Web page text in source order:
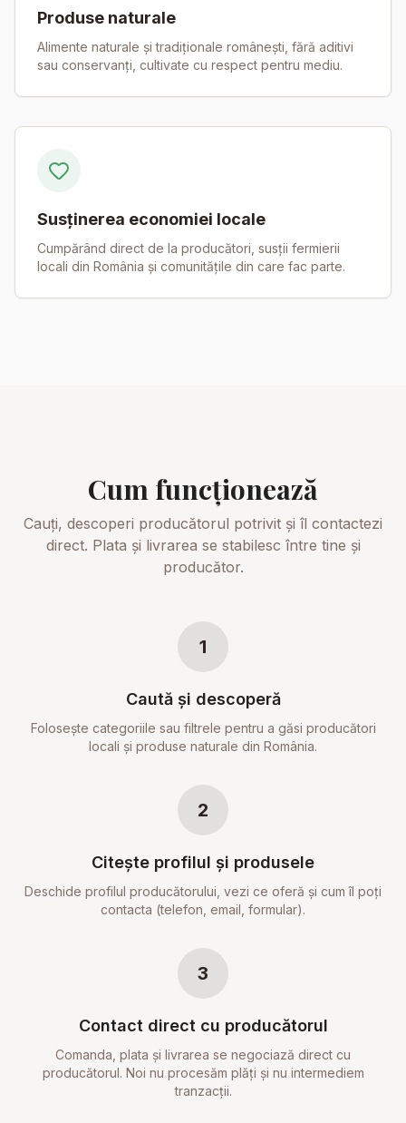
Produse naturale
Alimente naturale și tradiționale românești, fără aditivi
sau conservanți, cultivate cu respect pentru mediu.
Susținerea economiei locale
Cumpărând direct de la producători, susții fermierii
locali din România și comunitățile din care fac parte.
Cum funcționează
Cauți, descoperi producătorul potrivit și îl contactezi
direct. Plata și livrarea se stabilesc între tine și
producător.
1
Caută și descoperă
Folosește categoriile sau filtrele pentru a găsi producători
locali și produse naturale din România.
2
Citește profilul și produsele
Deschide profilul producătorului, vezi ce oferă și cum îl poți
contacta (telefon, email, formular).
3
Contact direct cu producătorul
Comanda, plata și livrarea se negociază direct cu
producătorul. Noi nu procesăm plăți și nu intermediem
tranzacții.